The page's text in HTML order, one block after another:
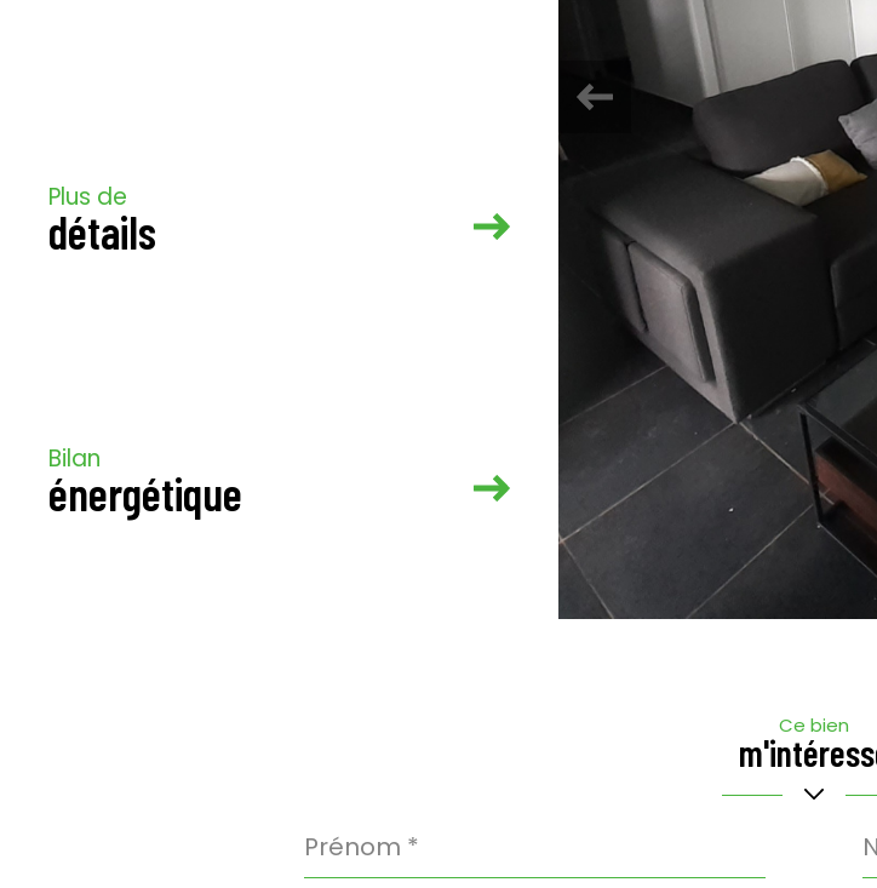
Plus de
détails
Bilan
énergétique
Ce bien
Prénom
*
*